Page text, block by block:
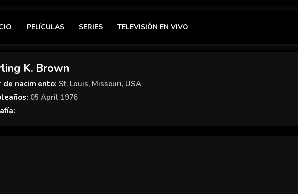
PELÍCULAS SERIES TELEVISIÓN EN VIVO
K. Brown
de nacimiento: St. Louis, Missouri, USA
05 April 1976